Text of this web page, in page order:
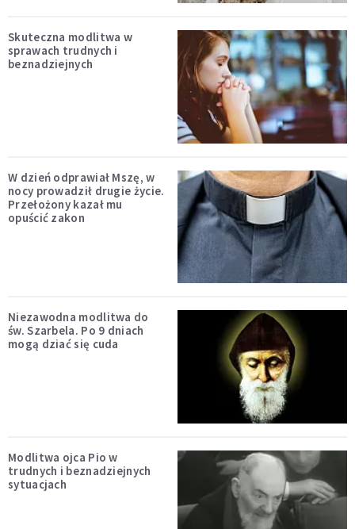
Skuteczna modlitwa w
sprawach trudnych i
beznadziejnych
W dzień odprawiał Mszę, w
nocy prowadził drugie życie.
Przełożony kazał mu
opuścić zakon
Niezawodna modlitwa do
św. Szarbela. Po 9 dniach
mogą dziać się cuda
Modlitwa ojca Pio w
trudnych i beznadziejnych
sytuacjach